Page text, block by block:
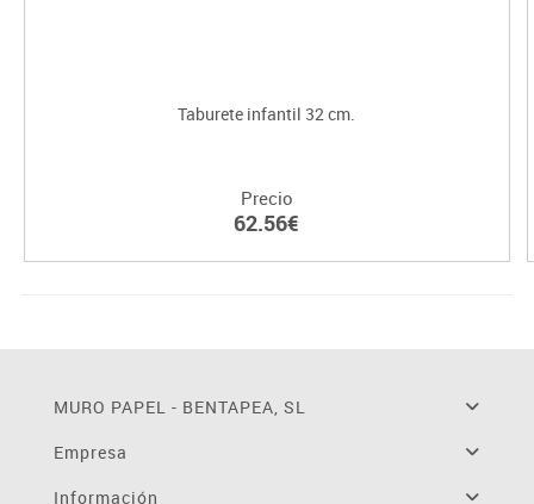
Taburete infantil 32 cm.
Precio
62.56€
MURO PAPEL - BENTAPEA, SL
Empresa
Información